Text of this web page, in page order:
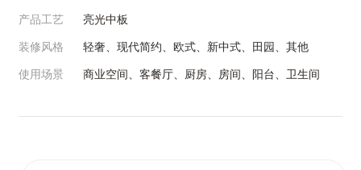
产品工艺 亮光中板
装修风格 轻奢、现代简约、欧式、新中式、田园、其他
使用场景 商业空间、客餐厅、厨房、房间、阳台、卫生间